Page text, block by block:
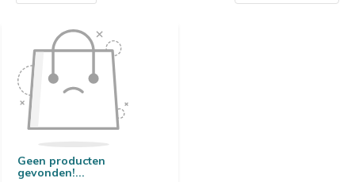
Geen producten
gevonden!...